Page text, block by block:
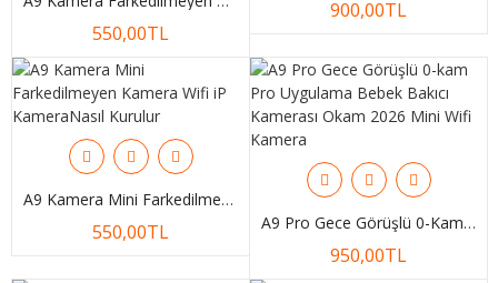
550,00TL
900,00TL
A9 Kamera Mini Farkedilmeyen Kamera Wifi IP KameraNasıl Kurulur
550,00TL A9 Pro Gece Görüşlü 0-Kam Pro Uygulama Bebek Bakıcı Kamerası Okam 2026 Mini Wifi Kamera
950,00TL